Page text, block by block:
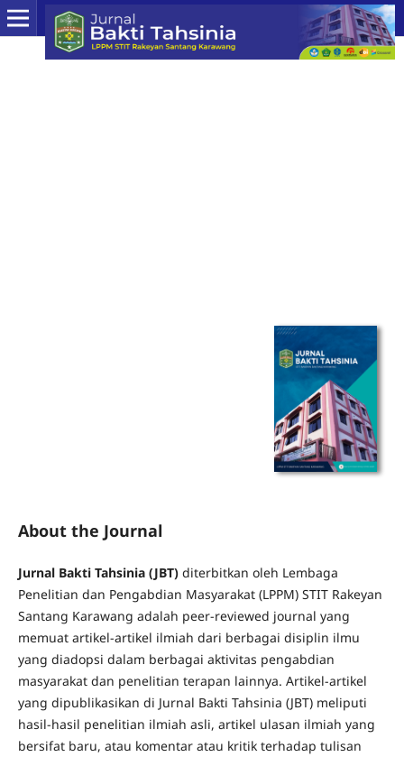
About the Journal
Jurnal Bakti Tahsinia (JBT)diterbitkan oleh Lembaga
Penelitian dan Pengabdian Masyarakat (LPPM) STIT Rakeyan
Santang Karawang adalah peer-reviewed journal yang
memuat artikel-artikel ilmiah dari berbagai disiplin ilmu
yang diadopsi dalam berbagai aktivitas pengabdian
masyarakat dan penelitian terapan lainnya. Artikel-artikel
yang dipublikasikan di Jurnal Bakti Tahsinia (JBT) meliputi
hasil-hasil penelitian ilmiah asli, artikel ulasan ilmiah yang
bersifat baru, atau komentar atau kritik terhadap tulisan